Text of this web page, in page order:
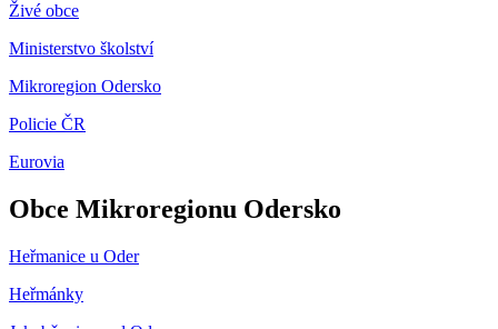
Živé obce
Ministerstvo školství
Mikroregion Odersko
Policie ČR
Eurovia
Obce Mikroregionu Odersko
Heřmanice u Oder
Heřmánky